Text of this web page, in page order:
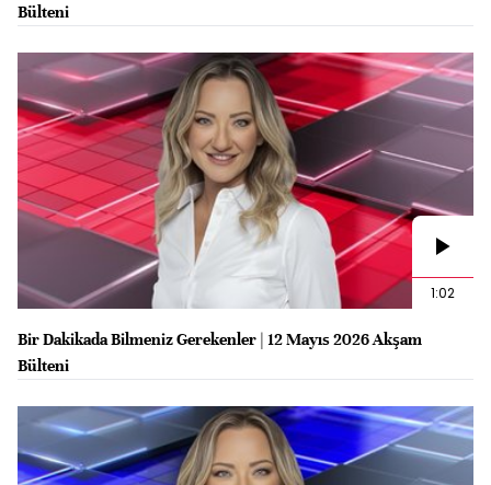
Bülteni
1:02
Bir Dakikada Bilmeniz Gerekenler | 12 Mayıs 2026 Akşam
Bülteni